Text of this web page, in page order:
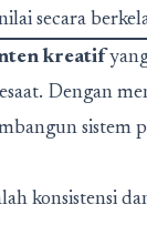
secara
kreatif
Dengan
sistem
konsistensi